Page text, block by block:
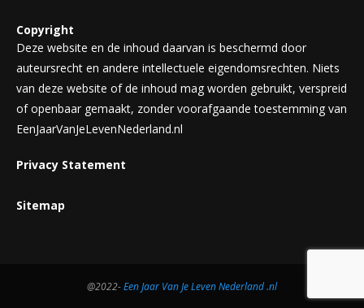
Copyright
Deze website en de inhoud daarvan is beschermd door
auteursrecht en andere intellectuele eigendomsrechten. Niets
van deze website of de inhoud mag worden gebruikt, verspreid
of openbaar gemaakt, zonder voorafgaande toestemming van
EenJaarVanJeLevenNederland.nl
Privacy Statement
Sitemap
@2022-Een Jaar Van Je Leven Nederland .nl